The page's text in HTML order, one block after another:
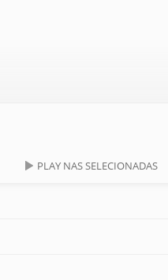
PLAY NAS SELECIONADAS